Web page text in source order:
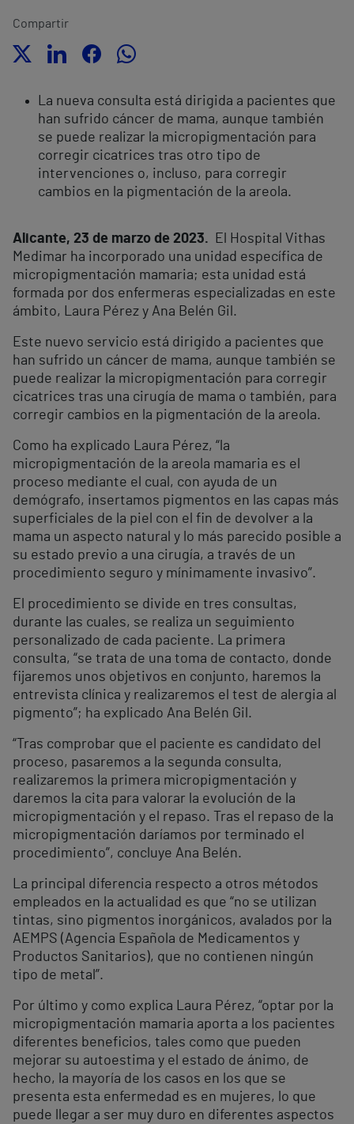
Compartir
La nueva consulta está dirigida a pacientes que
han sufrido cáncer de mama, aunque también
se puede realizar la micropigmentación para
corregir cicatrices tras otro tipo de
intervenciones o, incluso, para corregir
cambios en la pigmentación de la areola.
Alicante, 23 de marzo de 2023.
El Hospital Vithas
Medimar ha incorporado una unidad específica de
micropigmentación mamaria; esta unidad está
formada por dos enfermeras especializadas en este
ámbito, Laura Pérez y Ana Belén Gil.
Este nuevo servicio está dirigido a pacientes que
han sufrido un cáncer de mama, aunque también se
puede realizar la micropigmentación para corregir
cicatrices tras una cirugía de mama o también, para
corregir cambios en la pigmentación de la areola.
Como ha explicado Laura Pérez, “la
micropigmentación de la areola mamaria es el
proceso mediante el cual, con ayuda de un
demógrafo, insertamos pigmentos en las capas más
superficiales de la piel con el fin de devolver a la
mama un aspecto natural y lo más parecido posible a
su estado previo a una cirugía, a través de un
procedimiento seguro y mínimamente invasivo”.
El procedimiento se divide en tres consultas,
durante las cuales, se realiza un seguimiento
personalizado de cada paciente. La primera
consulta, “se trata de una toma de contacto, donde
fijaremos unos objetivos en conjunto, haremos la
entrevista clínica y realizaremos el test de alergia al
pigmento”; ha explicado Ana Belén Gil.
“Tras comprobar que el paciente es candidato del
proceso, pasaremos a la segunda consulta,
realizaremos la primera micropigmentación y
daremos la cita para valorar la evolución de la
micropigmentación y el repaso. Tras el repaso de la
micropigmentación daríamos por terminado el
procedimiento”, concluye Ana Belén.
La principal diferencia respecto a otros métodos
empleados en la actualidad es que “no se utilizan
tintas, sino pigmentos inorgánicos, avalados por la
AEMPS (Agencia Española de Medicamentos y
Productos Sanitarios), que no contienen ningún
tipo de metal”.
Por último y como explica Laura Pérez, “optar por la
micropigmentación mamaria aporta a los pacientes
diferentes beneficios, tales como que pueden
mejorar su autoestima y el estado de ánimo, de
hecho, la mayoría de los casos en los que se
presenta esta enfermedad es en mujeres, lo que
puede llegar a ser muy duro en diferentes aspectos